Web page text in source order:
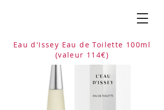
Eau d'Issey Eau de Toilette 100ml
(valeur 114€)